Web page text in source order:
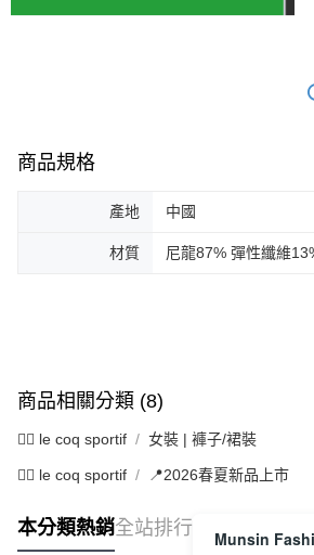
商品規格
產地 中國
材質 尼龍87% 彈性纖維
商品相關分類 (8)
🚴‍♂️ le coq sportif 女裝 | 褲子/裙裝
🚴‍♂️ le coq sportif 📍2026春夏新品上市
本分類熱銷全站排行
Munsin